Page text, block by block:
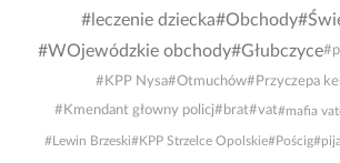
#leczenie dziecka#Obchody
#WOjewódzkie obchody#Głubczyce
#KPP Nysa#Otmuchów#Przyczepa
#Kmendant głowny policj#brat#vat#mafia
#Lewin Brzeski#KPP Strzelce Opolskie#Pościg